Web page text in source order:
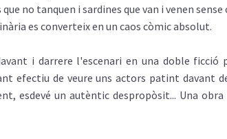
no tanquen i sardines que van i venen
es converteix en un caos còmic absolut.
i darrere l'escenari en una doble ficció
efectiu de veure uns actors patint davant
esdevé un autèntic despropòsit... Una